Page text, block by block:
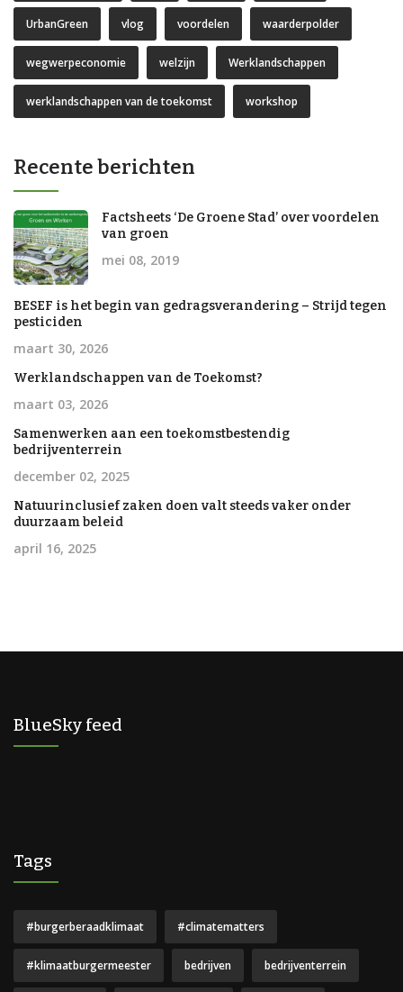
UrbanGreen vlog voordelen waarderpolder
wegwerpeconomie welzijn Werklandschappen
werklandschappen van de toekomst workshop
Recente berichten
Factsheets ‘De Groene Stad’ over voordelen
van groen
mei 08, 2019
BESEF is het begin van gedragsverandering – Strijd tegen
pesticiden
maart 30, 2026
Werklandschappen van de Toekomst?
maart 03, 2026
Samenwerken aan een toekomstbestendig
bedrijventerrein
december 02, 2025
Natuurinclusief zaken doen valt steeds vaker onder
duurzaam beleid
april 16, 2025
BlueSky feed
Tags
#burgerberaadklimaat #climatematters
#klimaatburgermeester bedrijven bedrijventerrein